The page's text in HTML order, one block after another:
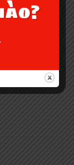
TRÊN WPRO